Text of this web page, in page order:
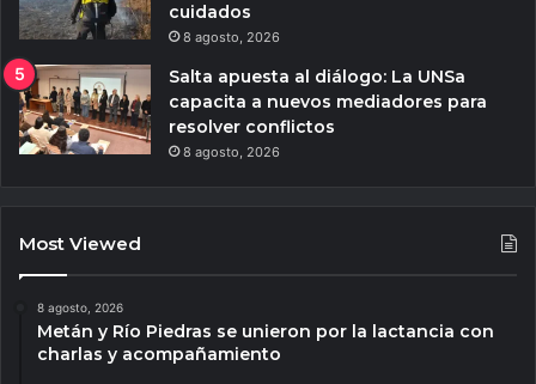
cuidados
8 agosto, 2026
Salta apuesta al diálogo: La UNSa
capacita a nuevos mediadores para
resolver conflictos
8 agosto, 2026
Most Viewed
8 agosto, 2026
Metán y Río Piedras se unieron por la lactancia con
charlas y acompañamiento